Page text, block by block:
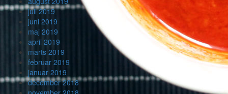
juli 2019
juni 2019
maj 2019
april 2019
marts 2019
februar 2019
januar 2019
december 2018